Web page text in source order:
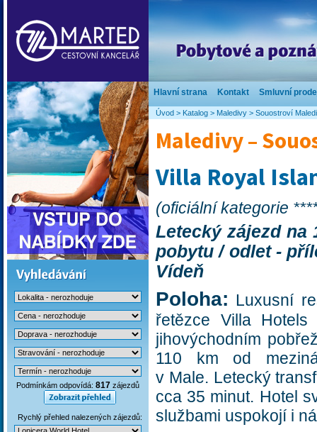
Hlavní strana Kontakt Smluvní
Podmínkám odpovídá: 817 zájezdů
Rychlý přehled nalezených zájezdů:
Úvod > Katalog > Maledivy > Souostroví
Maledivy –
Villa Royal
(oficiální kategorie
Letecký zájezd na
pobytu / odlet -
Vídeň
Poloha: Luxusní
řetězce Villa
jihovýchodním
110 km od
v Male. Letecký
cca 35 minut. Hotel
službami uspokojí i